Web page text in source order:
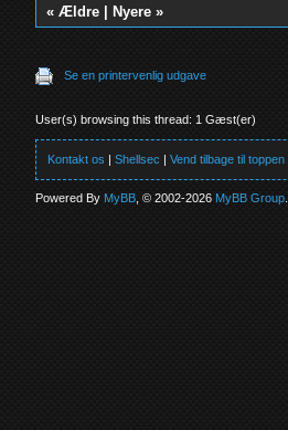
«Ældre Nyere »
Se en printervenlig udgave
User(s) browsing this thread: 1 Gæst(er)
Kontakt os |Shellsec |Vend tilbage til toppen
Powered ByMyBB , © 2002-2026MyBB Group